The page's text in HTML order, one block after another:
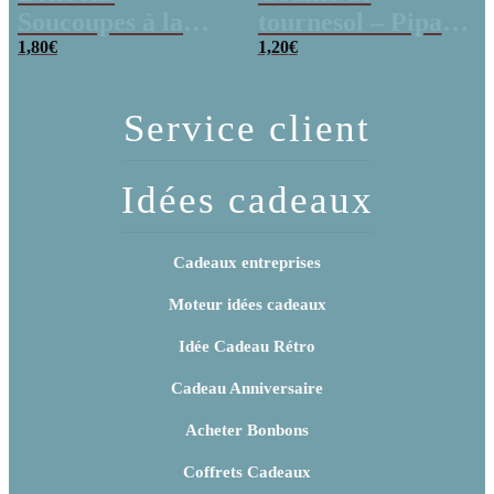
poudre (x20)
1,80€
x 3
1,20€
Service client
Idées cadeaux
Cadeaux entreprises
Moteur idées cadeaux
Idée Cadeau Rétro
Cadeau Anniversaire
Acheter Bonbons
Coffrets Cadeaux